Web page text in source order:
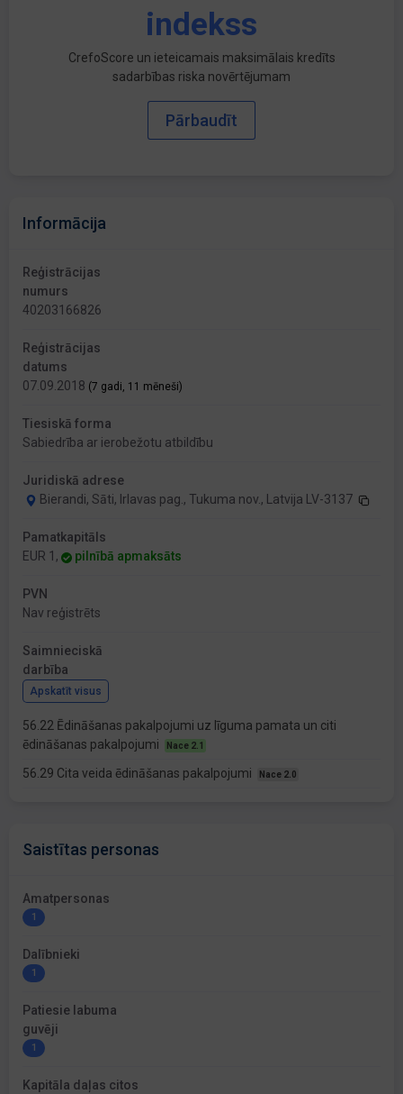
indekss
CrefoScore un ieteicamais maksimālais kredīts
sadarbības riska novērtējumam
Pārbaudīt
Informācija
Reģistrācijas
numurs
40203166826
Reģistrācijas
datums
07.09.2018 (7 gadi, 11 mēneši)
Tiesiskā forma
Sabiedrība ar ierobežotu atbildību
Juridiskā adrese
Bierandi, Sāti, Irlavas pag., Tukuma nov., Latvija LV-3137
Pamatkapitāls
EUR 1,
pilnībā apmaksāts
PVN
Nav reģistrēts
Saimnieciskā
darbība
Apskatīt visus
56.22 Ēdināšanas pakalpojumi uz līguma pamata un citi
ēdināšanas pakalpojumi
Nace 2.1
56.29 Cita veida ēdināšanas pakalpojumi Nace 2.0
Saistītas personas
Amatpersonas
1
Dalībnieki
1
Patiesie labuma
guvēji
1
Kapitāla daļas citos